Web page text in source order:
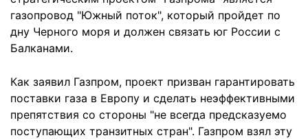
газопровод "Южный поток", который пройдет по
дну Черного моря и должен связать юг России с
Балканами.
Как заявил Газпром, проект призван гарантировать
поставки газа в Европу и сделать неэффективными
препятствия со стороны "не всегда предсказуемо
поступающих транзитных стран". Газпром взял эту